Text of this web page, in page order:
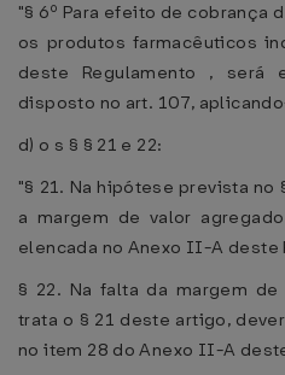
"§ 6º Para efeito de cobrança
os produtos farmacêuticos
deste Regulamento , será
disposto no art. 107,
d) o s § § 21 e 22:
"§ 21. Na hipótese prevista
a margem de valor
elencada no Anexo II-A deste
§ 22. Na falta da margem
trata o § 21 deste artigo,
no item 28 do Anexo II-A